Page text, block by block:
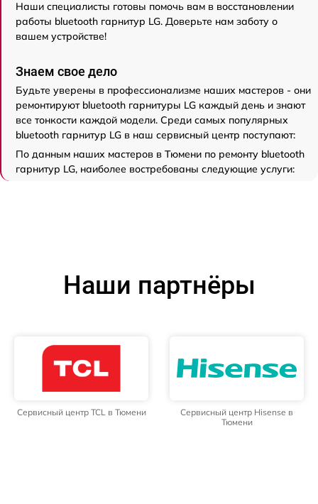
Наши специалисты готовы помочь вам в восстановлении
работы bluetooth гарнитур LG. Доверьте нам заботу о
вашем устройстве!
Знаем свое дело
Будьте уверены в профессионализме наших мастеров - они
ремонтируют bluetooth гарнитуры LG каждый день и знают
все тонкости каждой модели. Среди самых популярных
bluetooth гарнитур LG в наш сервисный центр поступают:
По данным наших мастеров в Тюмени по ремонту bluetooth
гарнитур LG, наиболее востребованы следующие услуги:
Наши партнёры
Сервисный центр TCL в Тюмени
Сервисный центр Hisense в
Тюмени